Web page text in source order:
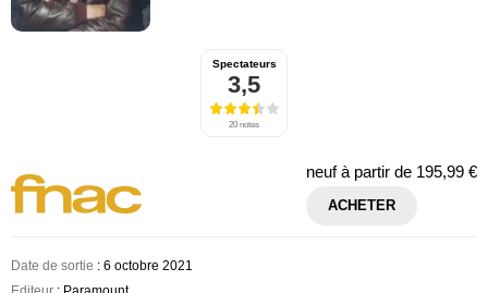
Spectateurs
3,5
20 notes
neuf à partir de 195,99 €
ACHETER
Date de sortie : 6 octobre 2021